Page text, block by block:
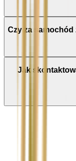
Czy za samochód
Jak